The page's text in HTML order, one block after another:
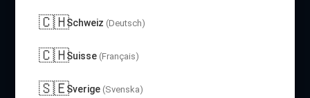
🇨🇭Schweiz (Deutsch)
🇨🇭Suisse (Français)
🇸🇪Sverige (Svenska)